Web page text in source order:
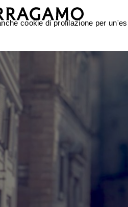
cookie di profilazione per